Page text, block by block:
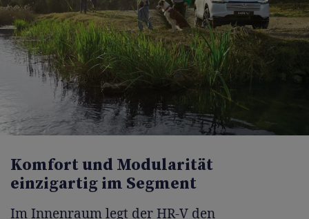
Komfort und Modularität
einzigartig im Segment
Im Innenraum legt der HR-V den